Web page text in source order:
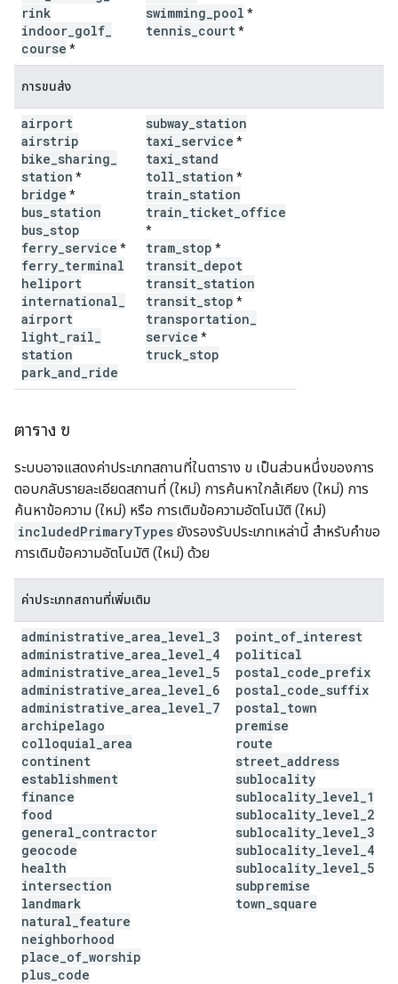
rink
indoor golf
course *
swimming pool *
tennis court*
การขนส่ง
airport
airstrip
bike sharing
station *
bridge *
bus station
bus stop
ferry service *
ferry terminal
heliport
international
airport
light rail
station
park and ride
subway station
taxi service *
taxi stand
toll station *
train station
train ticket office
*
tram stop *
transit depot
transit station
transit stop *
transportation
service *
truck stop
ตาราง ข
ระบบอาจแสดงค่าประเภทสถานที่ในตาราง ข เป็นส่วนหนึ่งของการ
ตอบกลับรายละเอียดสถานที่ (ใหม่) การค้นหาใกล้เคียง (ใหม่) การ
ค้นหาข้อความ (ใหม่) หรือ การเติมข้อความอัตโนมัติ (ใหม่)
includedPrimaryTypes ยังรองรับประเภทเหล่านี้ สำหรับคำขอ
การเติมข้อความอัตโนมัติ (ใหม่) ด้วย
ค่าประเภทสถานที่เพิ่มเติม
administrative area level 3
administrative area level 4
administrative area level 5
administrative area level 6
administrative area level 7
archipelago
colloquial area
continent
establishment
finance
food
general contractor
geocode
health
intersection
landmark
natural feature
neighborhood
place of worship
plus code
point of interest
political
postal code prefix
postal code suffix
postal town
premise
route
street address
sublocality
sublocality level 1
sublocality level 2
sublocality level 3
sublocality level 4
sublocality level 5
subpremise
town square